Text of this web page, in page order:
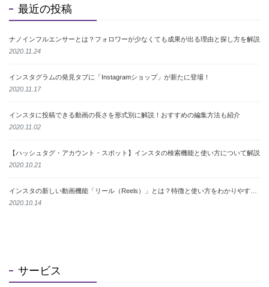
最近の投稿
ナノインフルエンサーとは？フォロワーが少なくても成果が出る理由と探し方を解説
2020.11.24
インスタグラムの発見タブに「Instagramショップ」が新たに登場！
2020.11.17
インスタに投稿できる動画の長さを形式別に解説！おすすめの編集方法も紹介
2020.11.02
【ハッシュタグ・アカウント・スポット】インスタの検索機能と使い方について解説
2020.10.21
2020.10.14
サービス